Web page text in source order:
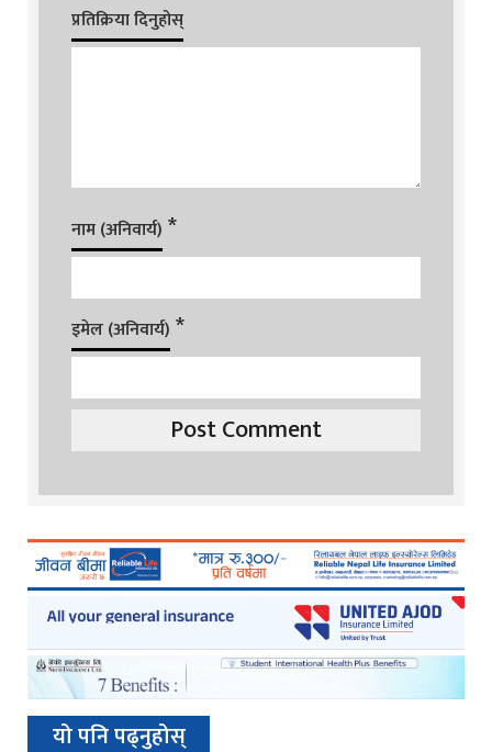
प्रतिक्रिया दिनुहोस्
नाम (अनिवार्य) *
इमेल (अनिवार्य) *
यो पनि पढ्नुहोस्